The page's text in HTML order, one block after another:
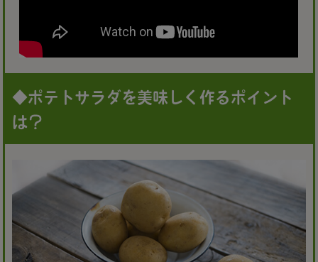
◆ポテトサラダを美味しく作るポイント
は？